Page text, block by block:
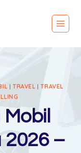
| TRAVEL |TRAVEL
–